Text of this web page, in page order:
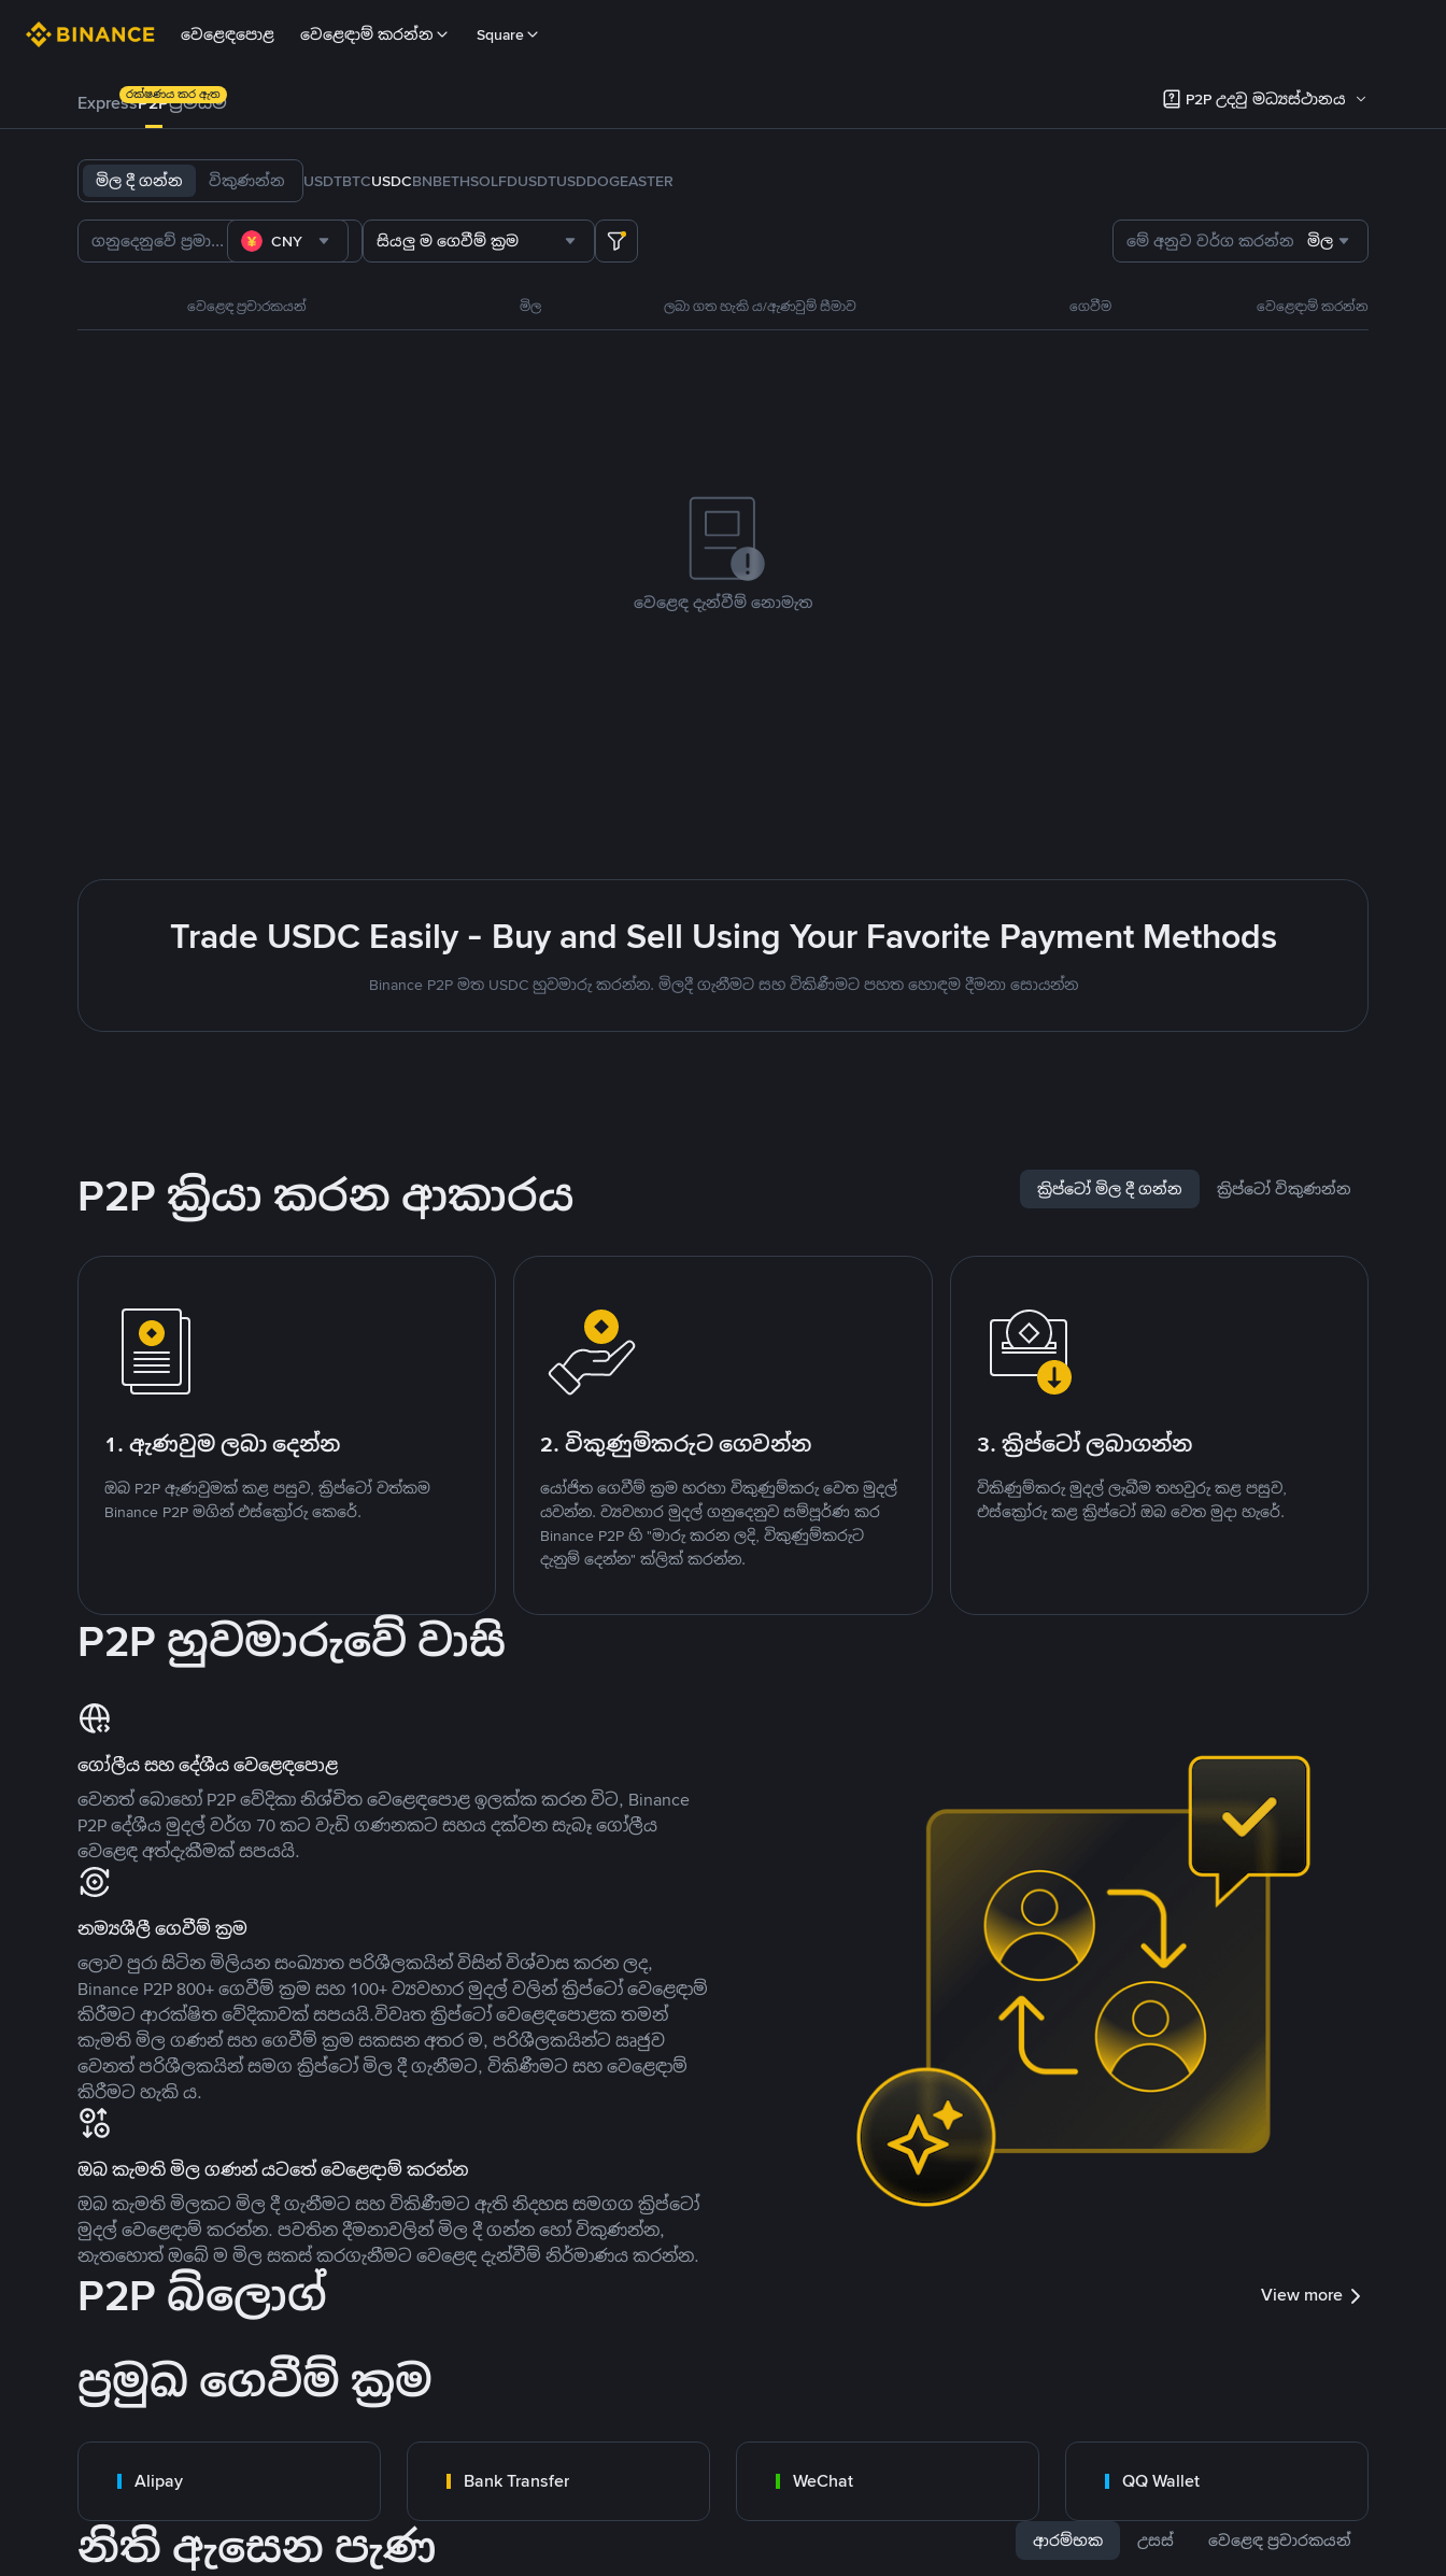
වෙළෙඳපොළ වෙළෙඳාම් කරන්න Square
ExpressP2Pප්‍රිමියම්
රක්ෂණය කර ඇත P2P උදවු මධ්‍යස්ථානය
මිල දී ගන්න විකුණන්න USDTBTCUSDCBNBETHSOLFDUSDTUSDDOGEASTER
CNY සියලු ම ගෙවීම් ක්‍රම මේ අනුව වර්ග කරන්න මිල
වෙළෙඳ ප්‍රචාරකයන් මිල ලබා ගත හැකි ය/ඇණවුම් සීමාව ගෙවීම වෙළෙඳාම් කරන්න
වෙළෙඳ දැන්වීම් නොමැත
Trade USDC Easily - Buy and Sell Using Your Favorite Payment Methods
Binance P2P මත USDC හුවමාරු කරන්න. මිලදී ගැනීමට සහ විකිණීමට පහත හොඳම දීමනා සොයන්න
P2P ක්‍රියා කරන ආකාරය ක්‍රිප්ටෝ මිල දී ගන්න ක්‍රිප්ටෝ විකුණන්න
1. ඇණවුම ලබා දෙන්න
ඔබ P2P ඇණවුමක් කළ පසුව, ක්‍රිප්ටෝ වත්කම
Binance P2P මගින් එස්ක්‍රෝරු කෙරේ.
2. විකුණුම්කරුට ගෙවන්න
යෝජිත ගෙවීම් ක්‍රම හරහා විකුණුම්කරු වෙත මුදල්
යවන්න. ව්‍යවහාර මුදල් ගනුදෙනුව සම්පූර්ණ කර
Binance P2P හි "මාරු කරන ලදි, විකුණුම්කරුට
දැනුම් දෙන්න" ක්ලික් කරන්න.
3. ක්‍රිප්ටෝ ලබාගන්න
විකිණුම්කරු මුදල් ලැබීම තහවුරු කළ පසුව,
එස්ක්‍රෝරු කළ ක්‍රිප්ටෝ ඔබ වෙත මුදා හැරේ.
P2P හුවමාරුවේ වාසි
ගෝලීය සහ දේශීය වෙළෙඳපොළ
වෙනත් බොහෝ P2P වේදිකා නිශ්චිත වෙළෙඳපොළ ඉලක්ක කරන විට, Binance
P2P දේශීය මුදල් වර්ග 70 කට වැඩි ගණනකට සහය දක්වන සැබෑ ගෝලීය
වෙළෙඳ අත්දැකීමක් සපයයි.
නම්‍යශීලී ගෙවීම් ක්‍රම
ලොව පුරා සිටින මිලියන සංඛ්‍යාත පරිශීලකයින් විසින් විශ්වාස කරන ලද,
Binance P2P 800+ ගෙවීම් ක්‍රම සහ 100+ ව්‍යවහාර මුදල් වලින් ක්‍රිප්ටෝ වෙළෙඳාම්
කිරීමට ආරක්ෂිත වේදිකාවක් සපයයි.විවෘත ක්‍රිප්ටෝ වෙළෙඳපොළක තමන්
කැමති මිල ගණන් සහ ගෙවීම් ක්‍රම සකසන අතර ම, පරිශීලකයින්ට ඍජුව
වෙනත් පරිශීලකයින් සමග ක්‍රිප්ටෝ මිල දී ගැනීමට, විකිණීමට සහ වෙළෙඳාම්
කිරීමට හැකි ය.
ඔබ කැමති මිල ගණන් යටතේ වෙළෙඳාම් කරන්න
ඔබ කැමති මිලකට මිල දී ගැනීමට සහ විකිණීමට ඇති නිදහස සමගග ක්‍රිප්ටෝ
මුදල් වෙළෙඳාම් කරන්න. පවතින දීමනාවලින් මිල දී ගන්න හෝ විකුණන්න,
නැතහොත් ඔබේ ම මිල සකස් කරගැනීමට වෙළෙඳ දැන්වීම් නිර්මාණය කරන්න.
P2P බ්ලොග් View more
ප්‍රමුඛ ගෙවීම් ක්‍රම
Alipay Bank Transfer WeChat QQ Wallet
නිති ඇසෙන පැණ ආරම්භක උසස් වෙළෙඳ ප්‍රචාරකයන්